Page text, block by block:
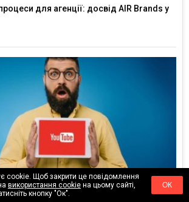
для агенції: досвід AIR Brands у
cookie. Щоб закрити це повідомлення
використання cookieна цьому сайті,
кнопку "Ок".
ОК